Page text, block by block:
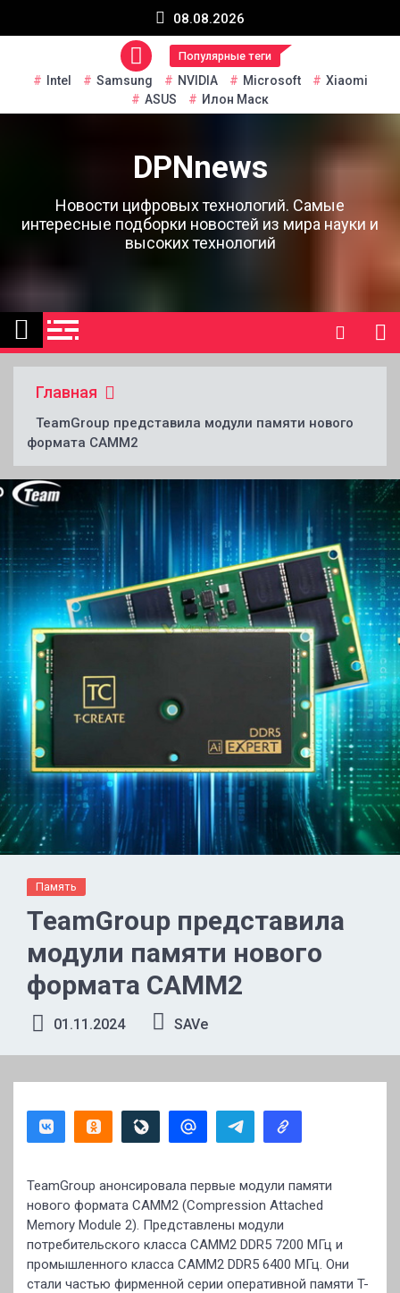
08.08.2026
Популярные теги
Intel Samsung NVIDIA Microsoft
Xiaomi
ASUS
Илон Маск
DPNnews
Новости цифровых технологий. Самые
интересные подборки новостей из мира науки и
высоких технологий
Главная
TeamGroup представила модули памяти нового
формата CAMM2
Память
TeamGroup представила
модули памяти нового
формата CAMM2
01.11.2024 SAVe
TeamGroup анонсировала первые модули памяти
нового формата CAMM2 (Compression Attached
Memory Module 2). Представлены модули
потребительского класса CAMM2 DDR5 7200 МГц и
промышленного класса CAMM2 DDR5 6400 МГц. Они
стали частью фирменной серии оперативной памяти T-